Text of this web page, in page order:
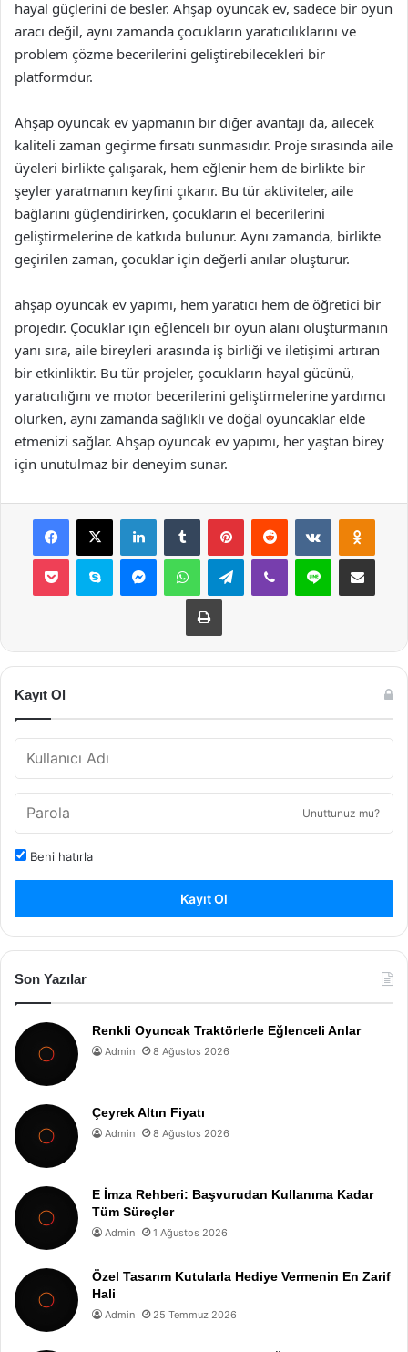
hayal güçlerini de besler. Ahşap oyuncak ev, sadece bir oyun
aracı değil, aynı zamanda çocukların yaratıcılıklarını ve
problem çözme becerilerini geliştirebilecekleri bir
platformdur.
Ahşap oyuncak ev yapmanın bir diğer avantajı da, ailecek
kaliteli zaman geçirme fırsatı sunmasıdır. Proje sırasında aile
üyeleri birlikte çalışarak, hem eğlenir hem de birlikte bir
şeyler yaratmanın keyfini çıkarır. Bu tür aktiviteler, aile
bağlarını güçlendirirken, çocukların el becerilerini
geliştirmelerine de katkıda bulunur. Aynı zamanda, birlikte
geçirilen zaman, çocuklar için değerli anılar oluşturur.
ahşap oyuncak ev yapımı, hem yaratıcı hem de öğretici bir
projedir. Çocuklar için eğlenceli bir oyun alanı oluşturmanın
yanı sıra, aile bireyleri arasında iş birliği ve iletişimi artıran
bir etkinliktir. Bu tür projeler, çocukların hayal gücünü,
yaratıcılığını ve motor becerilerini geliştirmelerine yardımcı
olurken, aynı zamanda sağlıklı ve doğal oyuncaklar elde
etmenizi sağlar. Ahşap oyuncak ev yapımı, her yaştan birey
için unutulmaz bir deneyim sunar.
Facebook
X LinkedInTumblr PinterestReddit VKontakte
Pocket Skype MessengerWhatsAppTelegramViber Line E-Posta ile
Yazdır
Kayıt Ol
Unuttunuz mu?
Beni hatırla
Kayıt Ol
Son Yazılar
Renkli Oyuncak Traktörlerle Eğlenceli Anlar
Admin 8 Ağustos 2026
Çeyrek Altın Fiyatı
Admin 8 Ağustos 2026
E İmza Rehberi: Başvurudan Kullanıma Kadar
Tüm Süreçler
Admin 1 Ağustos 2026
Özel Tasarım Kutularla Hediye Vermenin En Zarif
Hali
Admin 25 Temmuz 2026